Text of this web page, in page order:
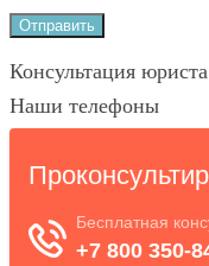
Консультация юриста
Наши телефоны